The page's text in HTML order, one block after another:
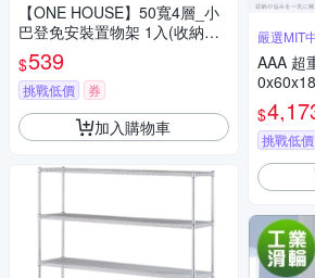
【ONE HOUSE】50寬4層_小
巴登免安裝置物架 1入(收納架/
層架/展示架/鐵架/免組裝收納/
收納櫃)
$539
挑戰低價 券
加入購物車
嚴選MIT
AAA 超
置物架
$
挑戰低價